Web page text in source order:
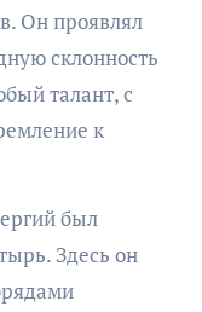
Он проявлял
склонность
талант, с
к
был
Здесь он